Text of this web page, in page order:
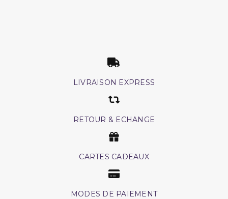
LIVRAISON EXPRESS
RETOUR & ECHANGE
CARTES CADEAUX
MODES DE PAIEMENT